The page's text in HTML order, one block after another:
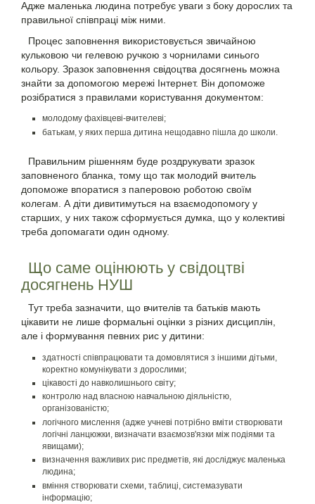
Адже маленька людина потребує уваги з боку дорослих та
правильної співпраці між ними.
Процес заповнення використовується звичайною
кульковою чи гелевою ручкою з чорнилами синього
кольору. Зразок заповнення свідоцтва досягнень можна
знайти за допомогою мережі Інтернет. Він допоможе
розібратися з правилами користування документом:
молодому фахівцеві-вчителеві;
батькам, у яких перша дитина нещодавно пішла до школи.
Правильним рішенням буде роздрукувати зразок
заповненого бланка, тому що так молодий вчитель
допоможе впоратися з паперовою роботою своїм
колегам. А діти дивитимуться на взаємодопомогу у
старших, у них також сформується думка, що у колективі
треба допомагати один одному.
Що саме оцінюють у свідоцтві
досягнень НУШ
Тут треба зазначити, що вчителів та батьків мають
цікавити не лише формальні оцінки з різних дисциплін,
але і формування певних рис у дитини:
здатності співпрацювати та домовлятися з іншими дітьми,
коректно комунікувати з дорослими;
цікавості до навколишнього світу;
контролю над власною навчальною діяльністю,
організованістю;
логічного мислення (адже учневі потрібно вміти створювати
логічні ланцюжки, визначати взаємозв'язки між подіями та
явищами);
визначення важливих рис предметів, які досліджує маленька
людина;
вміння створювати схеми, таблиці, системазувати
інформацію;